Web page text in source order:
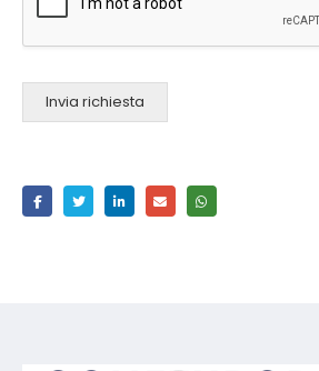
Invia richiesta